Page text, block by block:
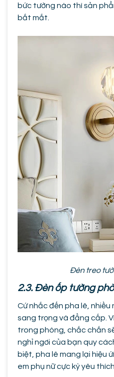
bức tường nào thì sản
bắt mắt.
Đèn treo
2.3. Đèn ốp tường
Cứ nhắc đến pha lê, nhiều
sang trọng và đẳng cấp.
trong phòng, chắc chắn
nghỉ ngơi của bạn quy
biệt, pha lê mang lại hiệu
em phụ nữ cực kỳ yêu thích.